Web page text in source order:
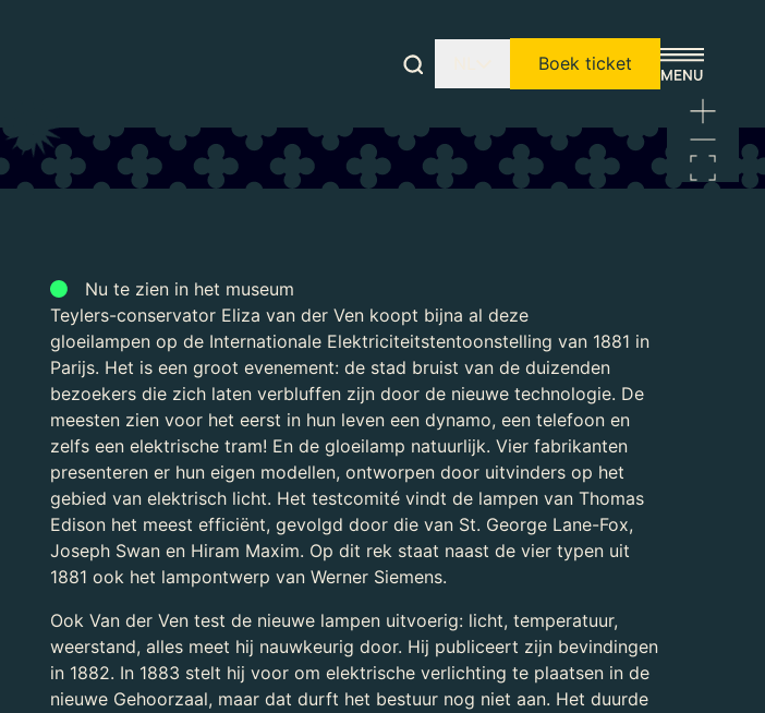
Boek ticket
Laden...
Nu te zien in het museum
Teylers-conservator Eliza van der Ven koopt bijna al deze
gloeilampen op de Internationale Elektriciteitstentoonstelling van 1881 in
Parijs. Het is een groot evenement: de stad bruist van de duizenden
bezoekers die zich laten verbluffen zijn door de nieuwe technologie. De
meesten zien voor het eerst in hun leven een dynamo, een telefoon en
zelfs een elektrische tram! En de gloeilamp natuurlijk. Vier fabrikanten
presenteren er hun eigen modellen, ontworpen door uitvinders op het
gebied van elektrisch licht. Het testcomité vindt de lampen van Thomas
Edison het meest efficiënt, gevolgd door die van St. George Lane-Fox,
Joseph Swan en Hiram Maxim. Op dit rek staat naast de vier typen uit
1881 ook het lampontwerp van Werner Siemens.
Ook Van der Ven test de nieuwe lampen uitvoerig: licht, temperatuur,
weerstand, alles meet hij nauwkeurig door. Hij publiceert zijn bevindingen
in 1882. In 1883 stelt hij voor om elektrische verlichting te plaatsen in de
nieuwe Gehoorzaal, maar dat durft het bestuur nog niet aan. Het duurde